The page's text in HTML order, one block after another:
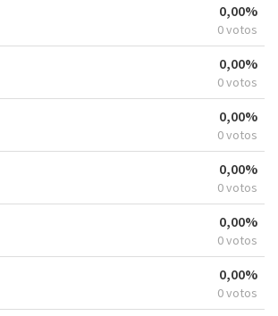
0,00%
0 votos
0,00%
0 votos
0,00%
0 votos
0,00%
0 votos
0,00%
0 votos
0,00%
0 votos